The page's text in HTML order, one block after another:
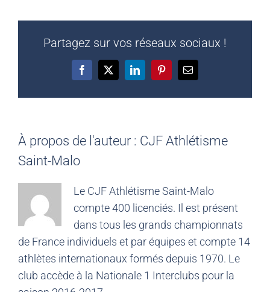
Partagez sur vos réseaux sociaux !
Facebook
X LinkedInPinterestEmail
À propos de l'auteur : CJF Athlétisme
Saint-Malo
Le CJF Athlétisme Saint-Malo
compte 400 licenciés. Il est présent
dans tous les grands championnats
de France individuels et par équipes et compte 14
athlètes internationaux formés depuis 1970. Le
club accède à la Nationale 1 Interclubs pour la